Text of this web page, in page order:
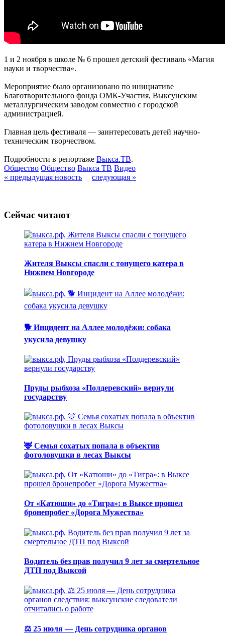
1 и 2 ноября в школе № 6 прошел детский фестиваль «Магия
науки и творчества».
Мероприятие было организовано по инициативе
Благотворительного фонда ОМК-Участия, Выксунским
металлургическим заводом совместно с городской
администрацией.
Главная цель фестиваля — заинтересовать детей научно-
техническим творчеством.
Подробности в репортаже Выкса.ТВ.
Общество Общество Выкса ТВ Видео
« предыдущая новость
следующая »
Сейчас читают
Жителя Выксы спасли с тонущего катера в
Нижнем Новгороде
🐕 Инцидент на Аллее молодёжи: собака
укусила девушку
Пруды рыбхоза «Полдеревский» вернули
государству
🦌 Семья сохатых попала в объектив
фотоловушки в лесах Выксы
От «Катюши» до «Тигра»: в Выксе прошел
бронепробег «Дорога Мужества»
Водитель без прав получил 9 лет за смертельное
ДТП под Выксой
⚖️ 25 июля — День сотрудника органов